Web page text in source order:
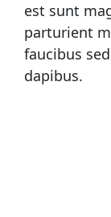
est sunt
parturient
faucibus
dapibus.